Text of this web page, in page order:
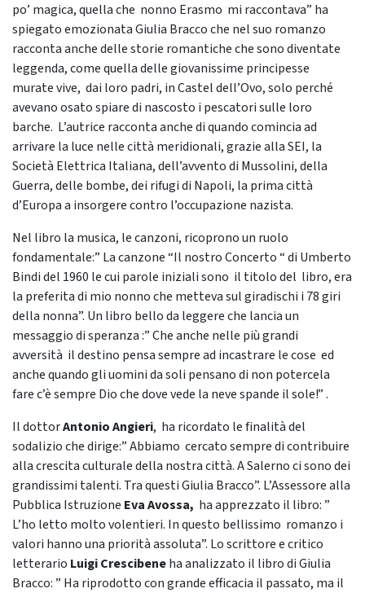
po’ magica, quella che nonno Erasmo mi raccontava” ha
spiegato emozionata Giulia Bracco che nel suo romanzo
racconta anche delle storie romantiche che sono diventate
leggenda, come quella delle giovanissime principesse
murate vive, dai loro padri, in Castel dell’Ovo, solo perché
avevano osato spiare di nascosto i pescatori sulle loro
barche. L’autrice racconta anche di quando comincia ad
arrivare la luce nelle città meridionali, grazie alla SEI, la
Società Elettrica Italiana, dell’avvento di Mussolini, della
Guerra, delle bombe, dei rifugi di Napoli, la prima città
d’Europa a insorgere contro l’occupazione nazista.
Nel libro la musica, le canzoni, ricoprono un ruolo
fondamentale:” La canzone “Il nostro Concerto “ di Umberto
Bindi del 1960 le cui parole iniziali sono il titolo del libro, era
la preferita di mio nonno che metteva sul giradischi i 78 giri
della nonna”. Un libro bello da leggere che lancia un
messaggio di speranza :” Che anche nelle più grandi
avversità il destino pensa sempre ad incastrare le cose ed
anche quando gli uomini da soli pensano di non potercela
fare c’è sempre Dio che dove vede la neve spande il sole!” .
Il dottorAntonio Angieri, ha ricordato le finalità del
sodalizio che dirige:” Abbiamo cercato sempre di contribuire
alla crescita culturale della nostra città. A Salerno ci sono dei
grandissimi talenti. Tra questi Giulia Bracco”. L’Assessore alla
Pubblica Istruzione Eva Avossa, ha apprezzato il libro: ”
L’ho letto molto volentieri. In questo bellissimo romanzo i
valori hanno una priorità assoluta”. Lo scrittore e critico
letterario Luigi Crescibeneha analizzato il libro di Giulia
Bracco: ” Ha riprodotto con grande efficacia il passato, ma il